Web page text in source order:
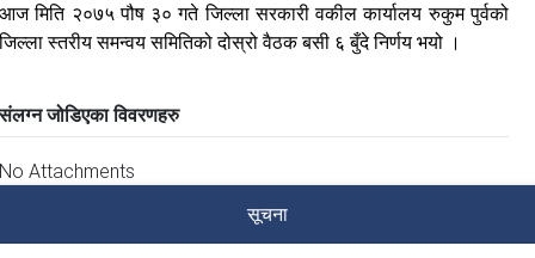
आज मिति २०७५ पौष ३० गते जिल्ला सरकारी वकील कार्यालय रुकुम पुर्वको
जिल्ला स्तरीय समन्वय समितिको दोस्रो वैठक बसी ६ बुँदे निर्णय भयो ।
संलग्न जोडिएका विवरणहरु
No Attachments
सूचना